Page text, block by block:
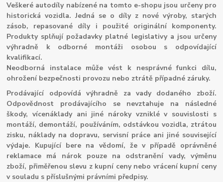
Veškeré autodíly nabízené na tomto e-shopu jsou určeny pro
historická vozidla. Jedná se o díly z nové výroby, starých
zásob, repasované díly i použité originální komponenty.
Produkty splňují požadavky platné legislativy a jsou určeny
výhradně k odborné montáži osobou s odpovídající
kvalifikací.
Neodborná instalace může vést k nesprávné funkci dílu,
ohrožení bezpečnosti provozu nebo ztrátě případné záruky.
Prodávající odpovídá výhradně za vady dodaného zboží.
Odpovědnost prodávajícího se nevztahuje na následné
škody, vícenáklady ani jiné nároky vzniklé v souvislosti s
montáží, demontáží, používáním, odstávkou vozidla, ztrátou
zisku, náklady na dopravu, servisní práce ani jiné související
výdaje. Kupující bere na vědomí, že v případě oprávněné
reklamace má nárok pouze na odstranění vady, výměnu
zboží, přiměřenou slevu z kupní ceny nebo vrácení kupní ceny
v souladu s příslušnými právními předpisy.